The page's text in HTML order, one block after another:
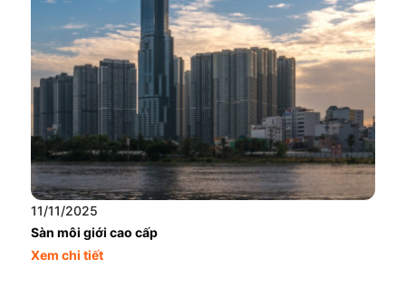
11/11/2025
Sàn môi giới cao cấp
Xem chi tiết